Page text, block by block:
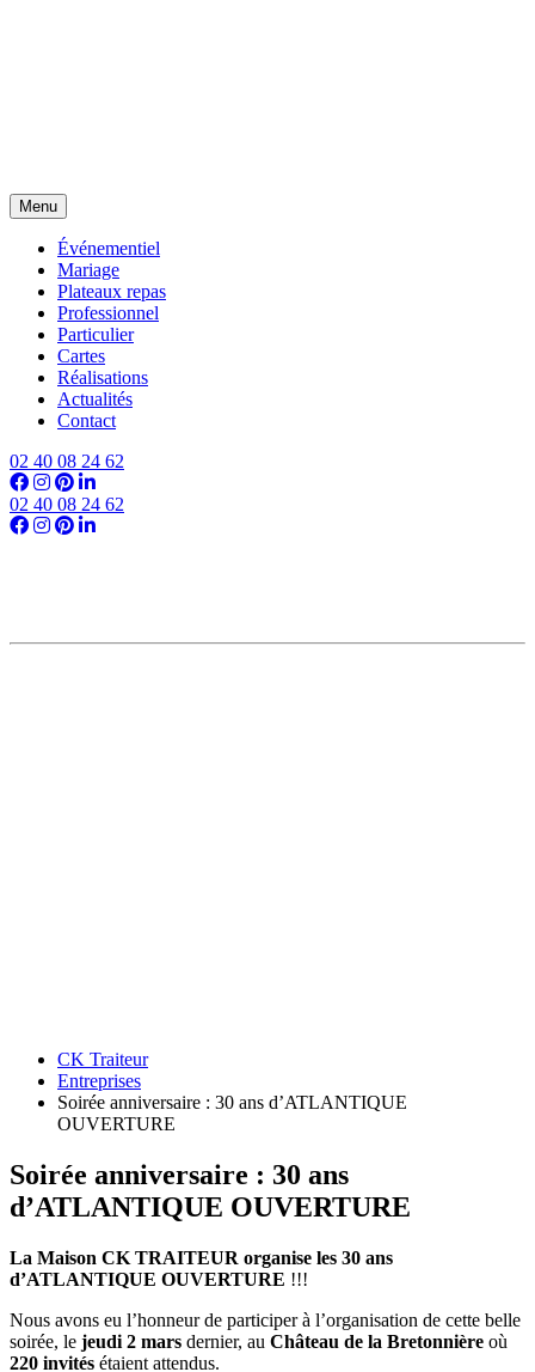
Menu
Événementiel
Mariage
Plateaux repas
Professionnel
Particulier
Cartes
Réalisations
Actualités
Contact
02 40 08 24 62
02 40 08 24 62
CK Traiteur
Entreprises
Soirée anniversaire : 30 ans d’ATLANTIQUE
OUVERTURE
Soirée anniversaire : 30 ans
d’ATLANTIQUE OUVERTURE
La Maison CK TRAITEUR organise les 30 ans
d’ATLANTIQUE OUVERTURE !!!
Nous avons eu l’honneur de participer à l’organisation de cette belle
soirée, le jeudi 2 mars dernier, au Château de la Bretonnière où
220 invités étaient attendus.